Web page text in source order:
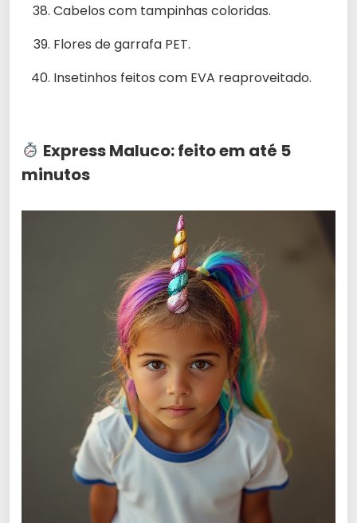
Cabelos com tampinhas coloridas.
Flores de garrafa PET.
Insetinhos feitos com EVA reaproveitado.
Express Maluco: feito em até 5
minutos